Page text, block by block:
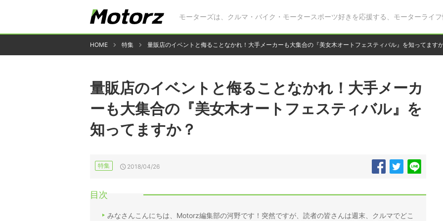
モーターズは、クルマ・バイク・モータースポーツ好きを応援する、モーターライフ
HOME 特集 量販店のイベントと侮ることなかれ！大手メーカーも大集合の『美女木オートフェスティバル』を知ってます
量販店のイベントと侮ることなかれ！大手メーカ
ーも大集合の『美女木オートフェスティバル』を
知ってますか？
特集 2018/04/26
目次
みなさんこんにちは、Motorz編集部の河野です！突然ですが、読者の皆さんは週末、クルマでどこ